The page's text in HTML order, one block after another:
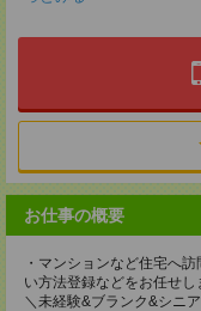
お仕事の概要
・マンションなど住宅へ
い方法登録などをお任せし
＼未経験&ブランク&シニ